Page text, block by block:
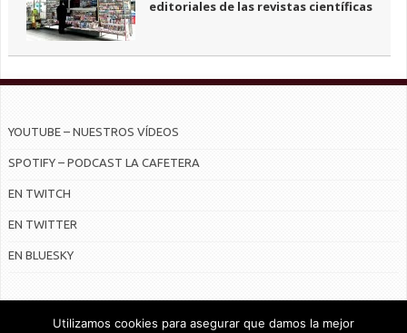
editoriales de las revistas científicas
YOUTUBE – NUESTROS VÍDEOS
SPOTIFY – PODCAST LA CAFETERA
EN TWITCH
EN TWITTER
EN BLUESKY
Utilizamos cookies para asegurar que damos la mejor